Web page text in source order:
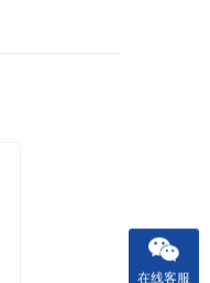
在线客服